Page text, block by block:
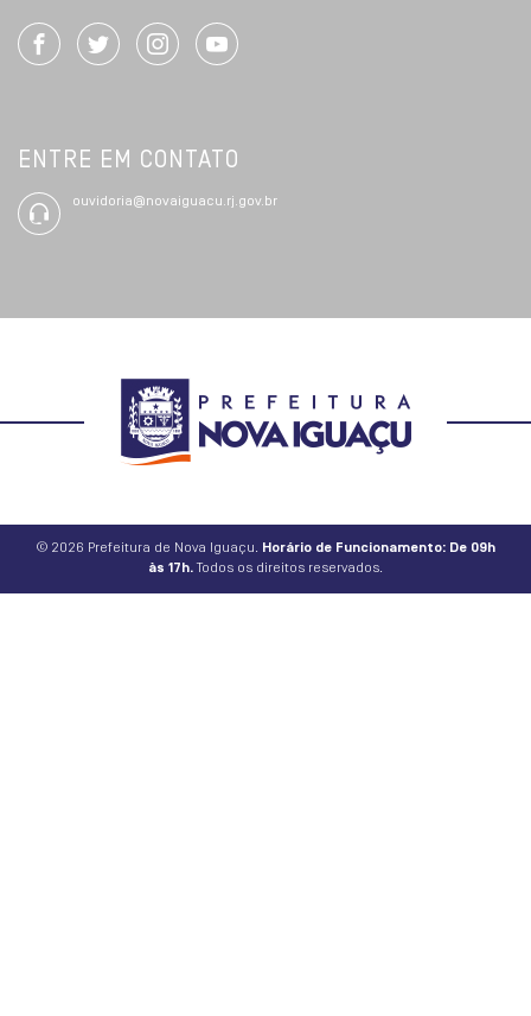
ENTRE EM CONTATO
ouvidoria@novaiguacu.rj.gov.br
© 2026 Prefeitura de Nova Iguaçu. Horário de Funcionamento: De 09h
às 17h. Todos os direitos reservados.